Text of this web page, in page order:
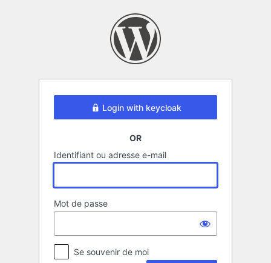
Login with keycloak
OR
Identifiant ou adresse e-mail
Mot de passe
Se souvenir de moi